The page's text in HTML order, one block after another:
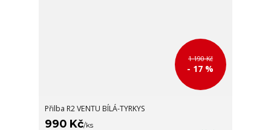
1 190 Kč
- 17 %
Přilba R2 VENTU BÍLÁ-TYRKYS
990 Kč/ks